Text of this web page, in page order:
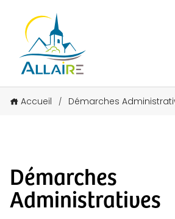
Accueil / Démarches
Démarches
Administratives